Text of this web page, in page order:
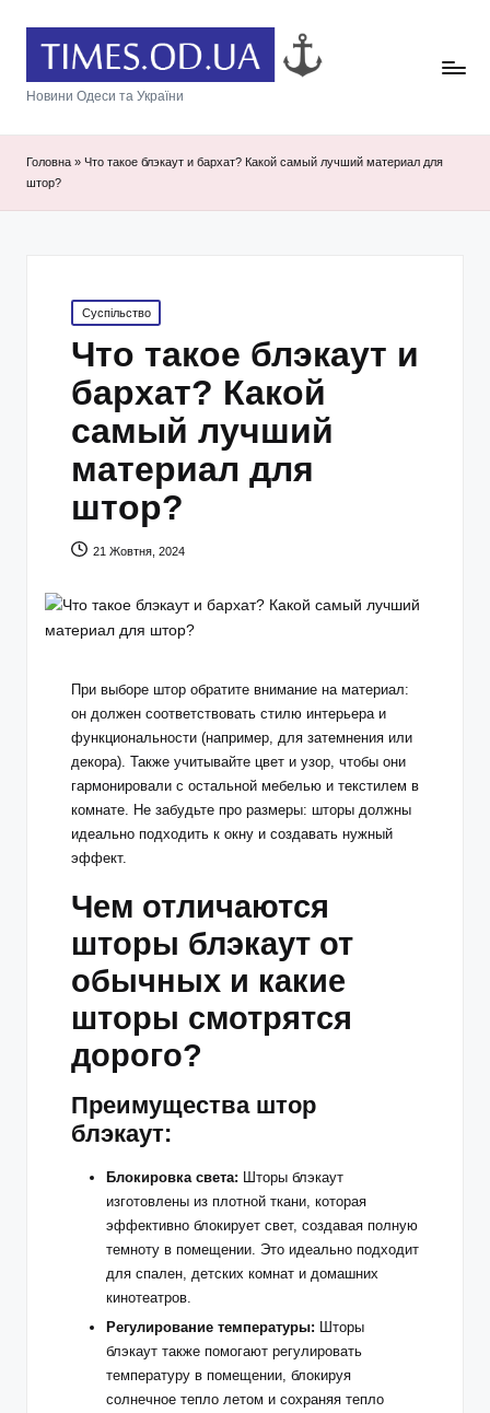
Новини Одеси та України
Головна » Что такое блэкаут и бархат? Какой самый лучший материал для
штор?
Posted
in
Суспільство
Что такое блэкаут и
бархат? Какой
самый лучший
материал для
штор?
21 Жовтня, 2024
При выборе штор обратите внимание на материал:
он должен соответствовать стилю интерьера и
функциональности (например, для затемнения или
декора). Также учитывайте цвет и узор, чтобы они
гармонировали с остальной мебелью и текстилем в
комнате. Не забудьте про размеры: шторы должны
идеально подходить к окну и создавать нужный
эффект.
Чем отличаются
шторы блэкаут от
обычных и какие
шторы смотрятся
дорого?
Преимущества штор
блэкаут:
Блокировка света: Шторы блэкаут
изготовлены из плотной ткани, которая
эффективно блокирует свет, создавая полную
темноту в помещении. Это идеально подходит
для спален, детских комнат и домашних
кинотеатров.
Регулирование температуры: Шторы
блэкаут также помогают регулировать
температуру в помещении, блокируя
солнечное тепло летом и сохраняя тепло